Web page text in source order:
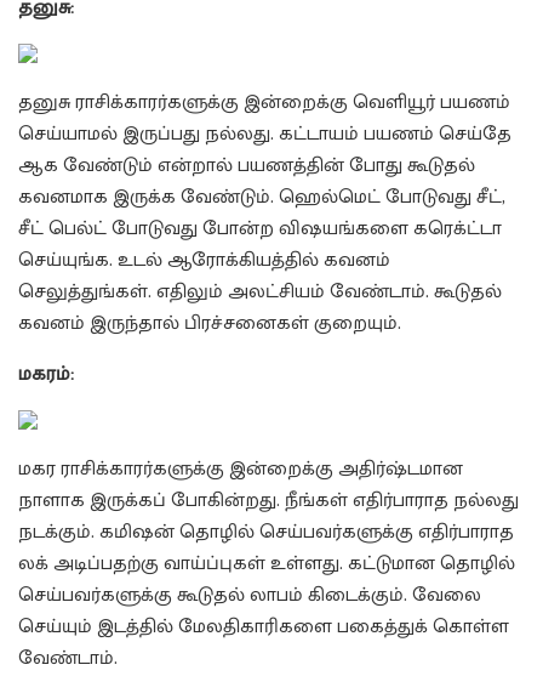
தனுசு:
தனுசு ராசிக்காரர்களுக்கு இன்றைக்கு வெளியூர் பயணம்
செய்யாமல் இருப்பது நல்லது. கட்டாயம் பயணம் செய்தே
ஆக வேண்டும் என்றால் பயணத்தின் போது கூடுதல்
கவனமாக இருக்க வேண்டும். ஹெல்மெட் போடுவது சீட்,
சீட் பெல்ட் போடுவது போன்ற விஷயங்களை கரெக்ட்டா
செய்யுங்க. உடல் ஆரோக்கியத்தில் கவனம்
செலுத்துங்கள். எதிலும் அலட்சியம் வேண்டாம். கூடுதல்
கவனம் இருந்தால் பிரச்சனைகள் குறையும்.
மகரம்:
மகர ராசிக்காரர்களுக்கு இன்றைக்கு அதிர்ஷ்டமான
நாளாக இருக்கப் போகின்றது. நீங்கள் எதிர்பாராத நல்லது
நடக்கும். கமிஷன் தொழில் செய்பவர்களுக்கு எதிர்பாராத
லக் அடிப்பதற்கு வாய்ப்புகள் உள்ளது. கட்டுமான தொழில்
செய்பவர்களுக்கு கூடுதல் லாபம் கிடைக்கும். வேலை
செய்யும் இடத்தில் மேலதிகாரிகளை பகைத்துக் கொள்ள
வேண்டாம்.